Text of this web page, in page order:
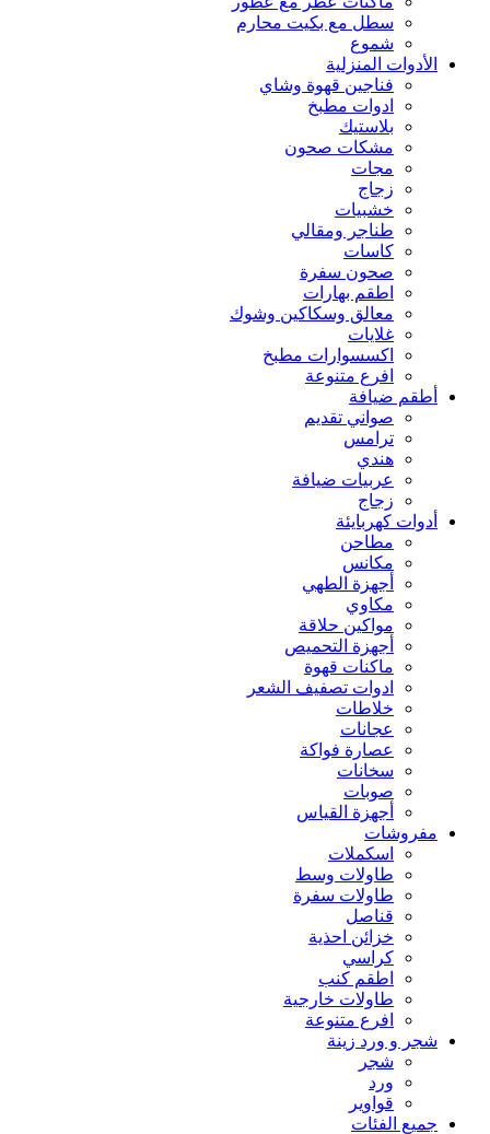
سطل مع بكيت محارم
شموع
الأدوات المنزلية
فناجين قهوة وشاي
ادوات مطبخ
بلاستيك
مشكات صحون
مجات
زجاج
خشبيات
طناجر ومقالي
كاسات
صحون سفرة
اطقم بهارات
معالق وسكاكين وشوك
غلايات
اكسسوارات مطبخ
افرع متنوعة
أطقم ضيافة
صواني تقديم
ترامس
هندي
عربيات ضيافة
زجاج
أدوات كهربايئة
مطاحن
مكانس
أجهزة الطهي
مكاوي
مواكين حلاقة
أجهزة التحميص
ماكنات قهوة
ادوات تصفيف الشعر
خلاطات
عجانات
عصارة فواكة
سخانات
صوبات
أجهزة القياس
مفروشات
اسكملات
طاولات وسط
طاولات سفرة
قناصل
خزائن احذية
كراسي
اطقم كنب
طاولات خارجية
افرع متنوعة
شجر و ورد زينة
شجر
ورد
قواوير
جميع الفئات